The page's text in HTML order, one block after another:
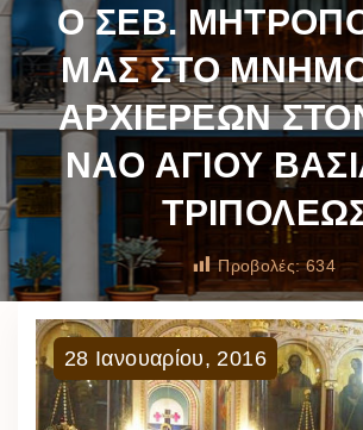
Ο ΣΕΒ.
ΜΑΣ ΣΤΟ
ΑΡΧΙΕΡΕΩΝ
ΝΑΟ ΑΓΙΟΥ
Προβολές: 634
28 Ιανουαρίου, 2016